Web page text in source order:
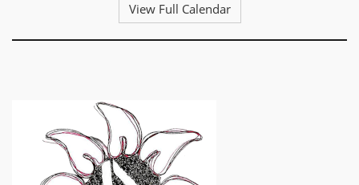
View Full Calendar